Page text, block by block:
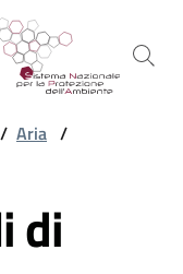
/ Aria /
di